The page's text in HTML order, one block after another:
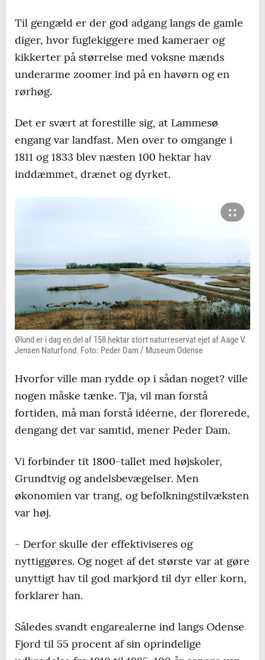
Til gengæld er der god adgang langs de gamle
diger, hvor fuglekiggere med kameraer og
kikkerter på størrelse med voksne mænds
underarme zoomer ind på en havørn og en
rørhøg.
Det er svært at forestille sig, at Lammesø
engang var landfast. Men over to omgange i
1811 og 1833 blev næsten 100 hektar hav
inddæmmet, drænet og dyrket.
Ølund er i dag en del af 158 hektar stort naturreservat ejet af Aage V.
Jensen Naturfond. Foto: Peder Dam / Museum Odense
Hvorfor ville man rydde op i sådan noget? ville
nogen måske tænke. Tja, vil man forstå
fortiden, må man forstå idéerne, der florerede,
dengang det var samtid, mener Peder Dam.
Vi forbinder tit 1800-tallet med højskoler,
Grundtvig og andelsbevægelser. Men
økonomien var trang, og befolkningstilvæksten
var høj.
- Derfor skulle der effektiviseres og
nyttiggøres. Og noget af det største var at gøre
unyttigt hav til god markjord til dyr eller korn,
forklarer han.
Således svandt engarealerne ind langs Odense
Fjord til 55 procent af sin oprindelige